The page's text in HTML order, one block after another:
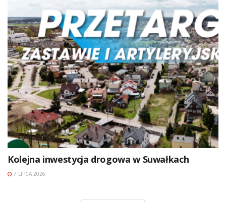
Kolejna inwestycja drogowa w Suwałkach
7 LIPCA 2026